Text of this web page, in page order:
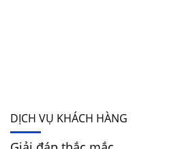
DỊCH VỤ KHÁCH HÀNG